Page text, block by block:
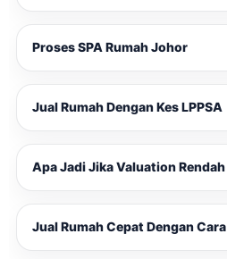
Proses SPA Rumah Johor
Jual Rumah Dengan Kes LPPSA
Apa Jadi Jika Valuation Rendah
Jual Rumah Cepat Dengan